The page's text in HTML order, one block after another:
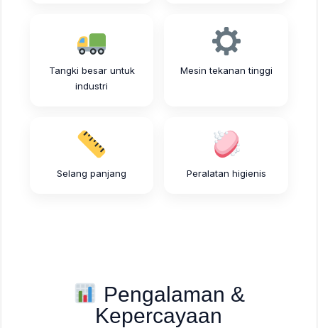
Tangki besar untuk
industri
Mesin tekanan tinggi
Selang panjang Peralatan higienis
Pengalaman &
Kepercayaan